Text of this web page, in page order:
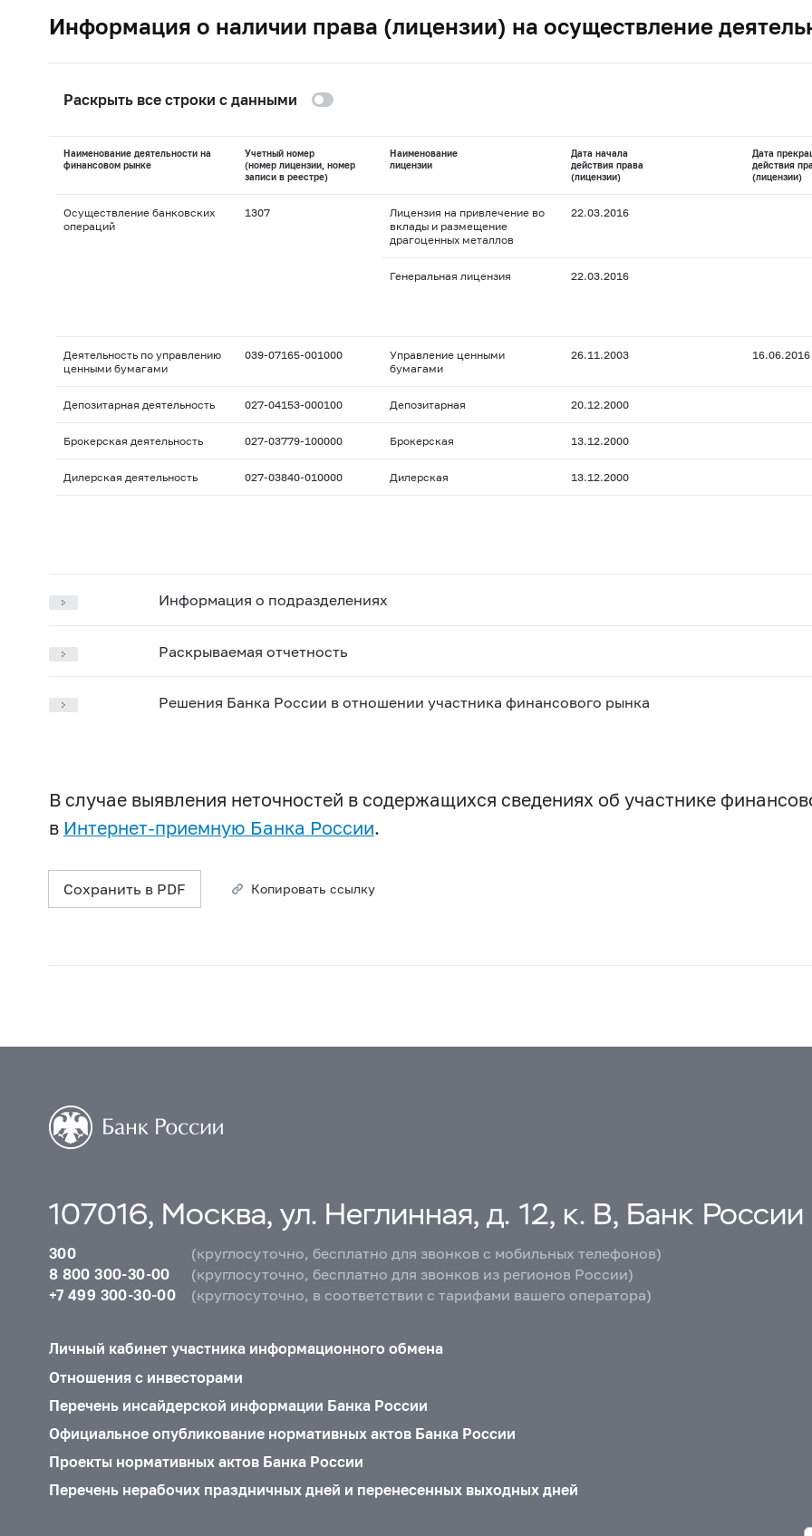
Информация о наличии права (лицензии) на осуществление
Раскрыть все строки с данными
Наименование деятельности на
финансовом рынке
Учетный номер
(номер лицензии, номер
записи в реестре)
Наименование
лицензии
Дата начала
действия права
(лицензии)
Дата
действия
(лицензии)
Осуществление банковских
операций
1307
Лицензия на привлечение во
вклады и размещение
драгоценных металлов
22.03.2016
Генеральная лицензия 22.03.2016
Деятельность по управлению
ценными бумагами
039-07165-001000
Управление ценными
бумагами
26.11.2003 16.06.2016
Депозитарная деятельность 027-04153-000100 Депозитарная 20.12.2000
Брокерская деятельность 027-03779-100000 Брокерская 13.12.2000
Дилерская деятельность 027-03840-010000 Дилерская 13.12.2000
Информация о подразделениях
Раскрываемая отчетность
Решения Банка России в отношении участника финансового рынка
В случае выявления неточностей в содержащихся сведениях об участнике
в Интернет-приемную Банка России.
Сохранить в PDF Копировать ссылку
107016, Москва, ул. Неглинная, д. 12, к. В, Банк России
300
(круглосуточно, бесплатно для звонков с мобильных телефонов)
8 800 300-30-00
(круглосуточно, бесплатно для звонков из регионов России)
+7 499 300-30-00
(круглосуточно, в соответствии с тарифами вашего оператора)
Личный кабинет участника информационного обмена
Отношения с инвесторами
Перечень инсайдерской информации Банка России
Официальное опубликование нормативных актов Банка России
Проекты нормативных актов Банка России
Перечень нерабочих праздничных дней и перенесенных выходных дней